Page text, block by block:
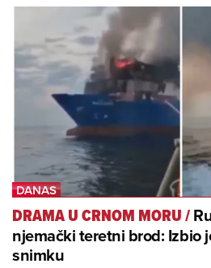
DRAMA U CRNOM MORU/
njemački teretni brod: Izbio
snimku